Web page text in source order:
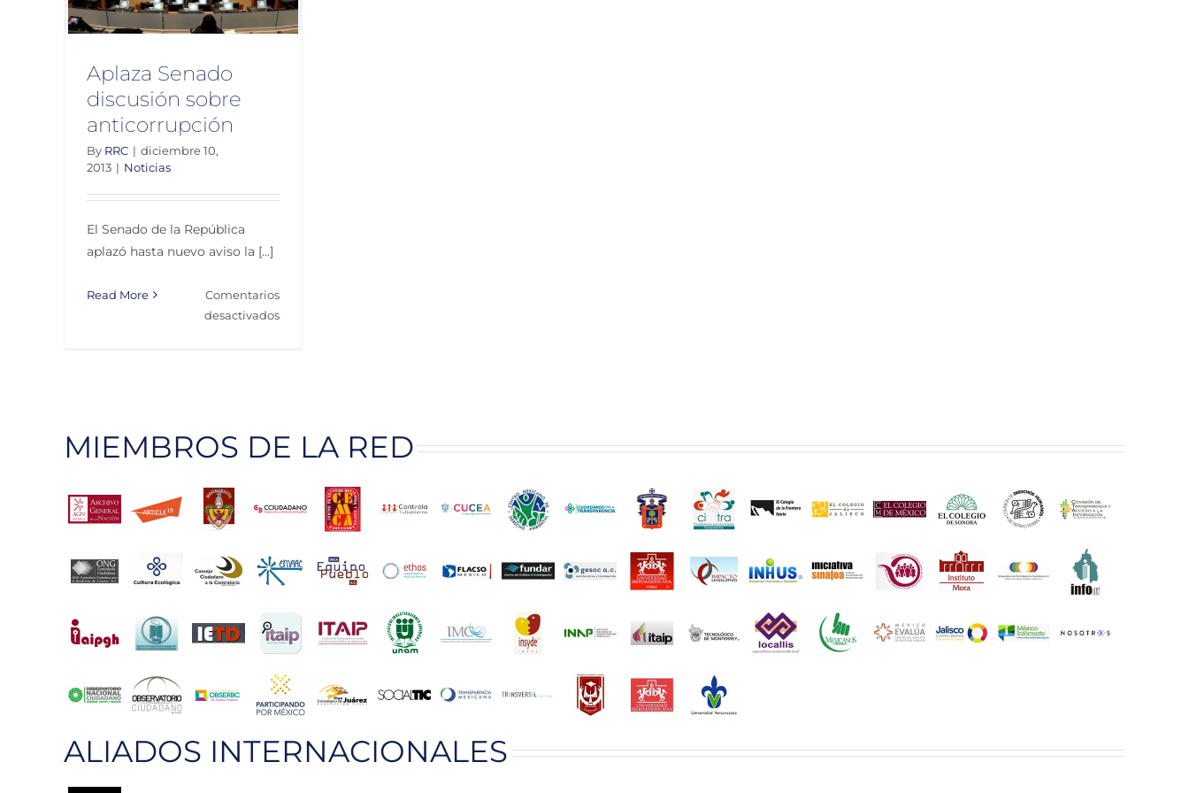
Aplaza Senado
discusión sobre
anticorrupción
By RRC | diciembre 10,
2013 | Noticias
El Senado de la República
aplazó hasta nuevo aviso la [...]
Read More
Comentarios
desactivadosen
MIEMBROS DE LA RED
ALIADOS INTERNACIONALES